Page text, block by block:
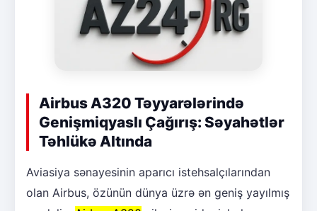
Airbus A320 Təyyarələrində
Genişmiqyaslı Çağırış: Səyahətlər
Təhlükə Altında
Aviasiya sənayesinin aparıcı istehsalçılarından
olan Airbus, özünün dünya üzrə ən geniş yayılmış